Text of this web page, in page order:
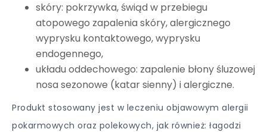
skóry: pokrzywka, świąd w przebiegu
atopowego zapalenia skóry, alergicznego
wyprysku kontaktowego, wyprysku
endogennego,
układu oddechowego: zapalenie błony śluzowej
nosa sezonowe (katar sienny) i alergiczne.
Produkt stosowany jest w leczeniu objawowym alergii
pokarmowych oraz polekowych, jak również: łagodzi